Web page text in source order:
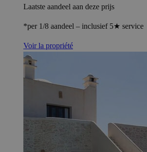
Laatste aandeel aan deze prijs
*per 1/8 aandeel – inclusief 5★ service
Voir la propriété